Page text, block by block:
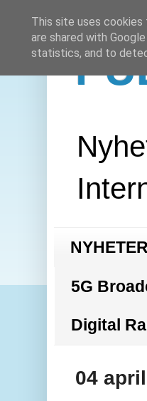
NYHETER
5G
Digital
04
This site uses
are shared with
statistics, and to